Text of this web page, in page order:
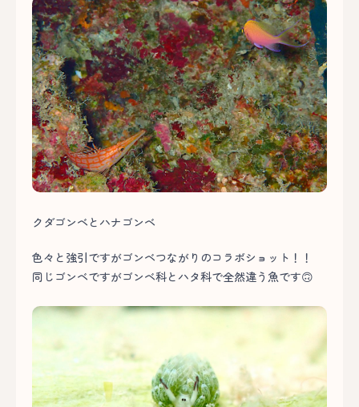
クダゴンベとハナゴンベ
色々と強引ですがゴンベつながりのコラボショット！！
同じゴンベですがゴンベ科とハタ科で全然違う魚です🙃